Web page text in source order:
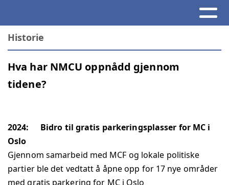
Historie
Hva har NMCU oppnådd gjennom
tidene?
2024:
Bidro til gratis parkeringsplasser for MC i
Oslo
Gjennom samarbeid med MCF og lokale politiske
partier ble det vedtatt å åpne opp for 17 nye områder
med gratis parkering for MC i Oslo